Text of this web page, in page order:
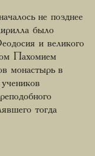
не позднее
было
и великого
Пахомием
монастырь в
тогда